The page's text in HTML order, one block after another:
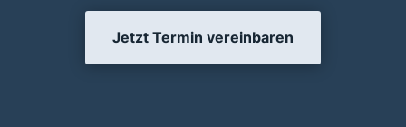
Jetzt Termin vereinbaren